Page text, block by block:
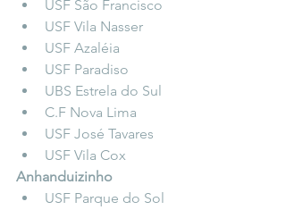
USF São Francisco
USF Vila Nasser
USF Azaléia
USF Paradiso
UBS Estrela do Sul
C.F Nova Lima
USF José Tavares
USF Vila Cox
Anhanduizinho
USF Parque do Sol